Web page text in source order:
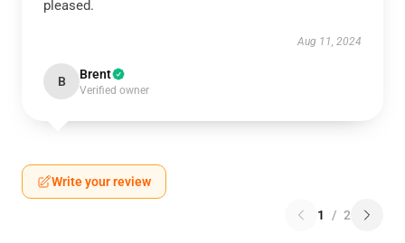
pleased.
Aug 11, 2024
B Brent
Verified owner
Write your review
1 / 2